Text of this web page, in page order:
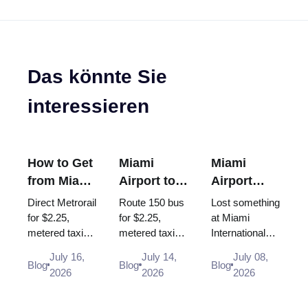
Das könnte Sie
interessieren
How to Get
from Miami
Airport to
Brickell
Direct Metrorail
for $2.25,
metered taxi
Uber - every
way from MIA
Blog
July 16,
2026
Miami
Airport to
South
Beach: Bus
150, Taxi,
Uber (2026
Guide)
Route 150 bus
for $2.25,
metered taxi
$35 flat rate is
gone) or Uber -
Blog
July 14,
2026
Miami
Airport
Lost and
Found:
How to
Report a
Lost Item
Lost something
at Miami
International
is exactly
where and how
Blog
July 08,
2026